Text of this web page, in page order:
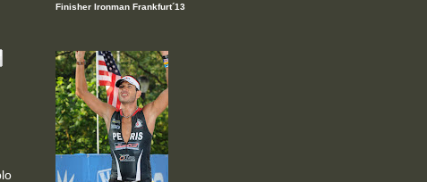
Finisher Ironman Frankfurt´13